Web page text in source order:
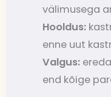
välimusega
Hooldus:
enne uut
Valgus:
end kõige